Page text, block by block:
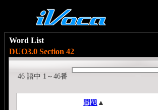
Word List
DUO3.0 Section 42
46 語中 1～46番
問題 ▲